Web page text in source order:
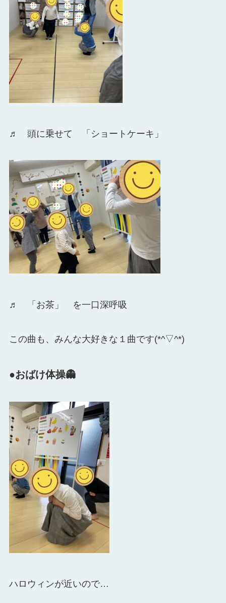
♬ 頭に乗せて 「ショートケーキ」
♬ 「お茶」 を一口深呼吸
この曲も、みんな大好きな１曲です(*^▽^*)
●おばけ体操👻
ハロウィンが近いので…